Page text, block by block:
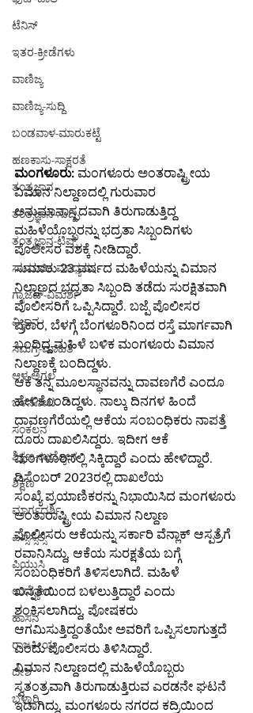
ಟೆನಿಸ್
ಇತರ-ಕ್ರೀಡೆಗಳು
ವಾಣಿಜ್ಯ
ವಾಣಿಜ್ಯ-ಸುದ್ದಿ
ಬಂಡವಾಳ-ಮಾರುಕಟ್ಟೆ
ಹಣಕಾಸು-ಸಾಕ್ಷರತೆ
ತಂತ್ರಜ್ಞಾನ
ತಂತ್ರಜ್ಞಾನ-ಸುದ್ದಿ
ತಂತ್ರಜ್ಞಾನ-ಟಿಪ್ಸ್
ಸಾಮಾಜಿಕ ಮಾಧ್ಯಮ
ಗ್ಯಾಜೆಟ್-ವಿಮರ್ಶೆ
ವಿಜ್ಞಾನ
ಸಮಗ್ರ-ಮಾಹಿತಿ
ಆಳ-ಅಗಲ
ಒಳನೋಟ
ಸಂಕಲನ
ಶಿಕ್ಷಣ-ಉದ್ಯೋಗ
ಶಿಕ್ಷಣ
ಮಾರ್ಗದರ್ಶಿ
ಎಸ್ಸೆಸ್ಸೆಲ್ಸಿ
ಪಿಯುಸಿ
ಉದ್ಯೋಗ
ಹಾಸನ
ರಾಜಕೀಯ
ದೇಶ
ಬಳ್ಳಾರಿ
ಮಂಗಳೂರು: ಮಂಗಳೂರು ಅಂತರಾಷ್ಟ್ರೀಯ
ವಿಮಾನ ನಿಲ್ದಾಣದಲ್ಲಿ ಗುರುವಾರ
ಅನುಮಾನಾಸ್ಪದವಾಗಿ ತಿರುಗಾಡುತ್ತಿದ್ದ
ಮಹಿಳೆಯೊಬ್ಬರನ್ನು ಭದ್ರತಾ ಸಿಬ್ಬಂದಿಗಳು
ಪೊಲೀಸರ ವಶಕ್ಕೆ ನೀಡಿದ್ದಾರೆ.
ಸುಮಾರು 23 ವರ್ಷದ ಮಹಿಳೆಯನ್ನು ವಿಮಾನ
ನಿಲ್ದಾಣದ ಭದ್ರತಾ ಸಿಬ್ಬಂದಿ ತಡೆದು ಸುರಕ್ಷಿತವಾಗಿ
ಪೊಲೀಸರಿಗೆ ಒಪ್ಪಿಸಿದ್ದಾರೆ. ಬಜ್ಪೆ ಪೊಲೀಸರ
ಪ್ರಕಾರ, ಬೆಳಗ್ಗೆ ಬೆಂಗಳೂರಿನಿಂದ ರಸ್ತೆ ಮಾರ್ಗವಾಗಿ
ಬಂದಿದ್ದ ಮಹಿಳೆ ಬಳಿಕ ಮಂಗಳೂರು ವಿಮಾನ
ನಿಲ್ದಾಣಕ್ಕೆ ಬಂದಿದ್ದಳು.
ಆಕೆ ತನ್ನ ಮೂಲಸ್ಥಾನವನ್ನು ದಾವಣಗೆರೆ ಎಂದೂ
ಹೇಳಿಕೊಂಡಿದ್ದಳು. ನಾಲ್ಕು ದಿನಗಳ ಹಿಂದೆ
ದಾವಣಗೆರೆಯಲ್ಲಿ ಆಕೆಯ ಸಂಬಂಧಿಕರು ನಾಪತ್ತೆ
ದೂರು ದಾಖಲಿಸಿದ್ದರು. ಇದೀಗ ಆಕೆ
ಮಂಗಳೂರಿನಲ್ಲಿ ಸಿಕ್ಕಿದ್ದಾರೆ ಎಂದು ಹೇಳಿದ್ದಾರೆ.
ಡಿಸೆಂಬರ್ 2023ರಲ್ಲಿ ದಾಖಲೆಯ
ಸಂಖ್ಯೆ ಪ್ರಯಾಣಿಕರನ್ನು ನಿಭಾಯಿಸಿದ ಮಂಗಳೂರು
ಅಂತಾರಾಷ್ಟ್ರೀಯ ವಿಮಾನ ನಿಲ್ದಾಣ
ಪೊಲೀಸರು ಆಕೆಯನ್ನು ಸರ್ಕಾರಿ ವೆನ್ಲಾಕ್ ಆಸ್ಪತ್ರೆಗೆ
ರವಾನಿಸಿದ್ದು, ಆಕೆಯ ಸುರಕ್ಷತೆಯ ಬಗ್ಗೆ
ಸಂಬಂಧಿಕರಿಗೆ ತಿಳಿಸಲಾಗಿದೆ. ಮಹಿಳೆ
ಖಿನ್ನತೆಯಿಂದ ಬಳಲುತ್ತಿದ್ದಾರೆ ಎಂದು
ಶಂಕಿಸಲಾಗಿದ್ದು, ಪೋಷಕರು
ಆಗಮಿಸುತ್ತಿದ್ದಂತೆಯೇ ಅವರಿಗೆ ಒಪ್ಪಿಸಲಾಗುತ್ತದೆ
ಎಂದು ಪೊಲೀಸರು ತಿಳಿಸಿದ್ದಾರೆ.
ವಿಮಾನ ನಿಲ್ದಾಣದಲ್ಲಿ ಮಹಿಳೆಯೊಬ್ಬರು
ಸ್ವತಂತ್ರವಾಗಿ ತಿರುಗಾಡುತ್ತಿರುವ ಎರಡನೇ ಘಟನೆ
ಇದಾಗಿದ್ದು, ಮಂಗಳೂರು ನಗರದ ಕದ್ರಿಯಿಂದ